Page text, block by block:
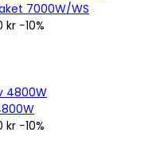
7000W/WS
kr −10%
kr −10%